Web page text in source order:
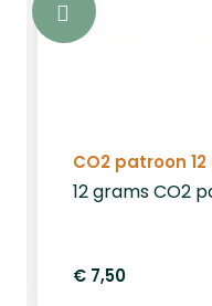
CO2 patroon
12 grams CO2
€ 7,50